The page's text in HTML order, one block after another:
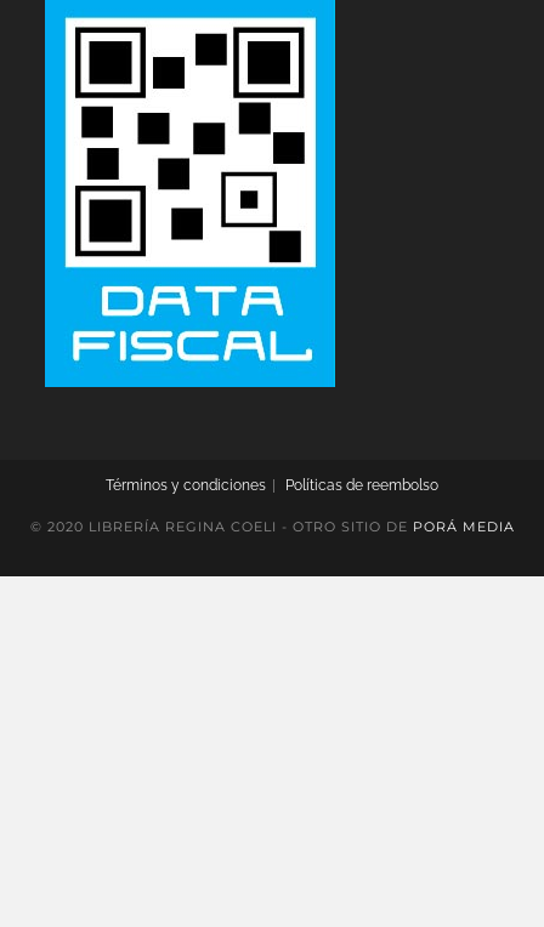
Términos y condiciones Políticas de reembolso
© 2020 LIBRERÍA REGINA COELI - OTRO SITIO DE PORÁ MEDIA